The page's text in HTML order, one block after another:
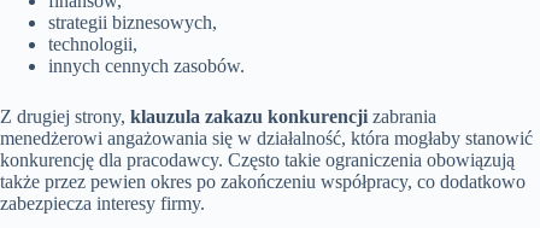
strategii biznesowych,
technologii,
innych cennych zasobów.
Z drugiej strony, klauzula zakazu konkurencji zabrania
menedżerowi angażowania się w działalność, która mogłaby stanowić
konkurencję dla pracodawcy. Często takie ograniczenia obowiązują
także przez pewien okres po zakończeniu współpracy, co dodatkowo
zabezpiecza interesy firmy.